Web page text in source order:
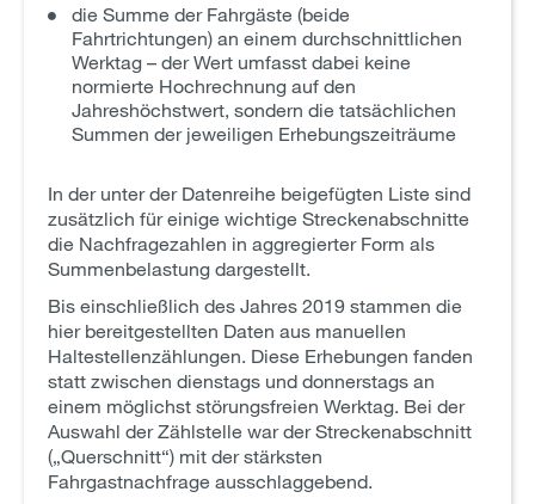
die Summe der Fahrgäste (beide
Fahrtrichtungen) an einem durchschnittlichen
Werktag – der Wert umfasst dabei keine
normierte Hochrechnung auf den
Jahreshöchstwert, sondern die tatsächlichen
Summen der jeweiligen Erhebungszeiträume
In der unter der Datenreihe beigefügten Liste sind
zusätzlich für einige wichtige Streckenabschnitte
die Nachfragezahlen in aggregierter Form als
Summenbelastung dargestellt.
Bis einschließlich des Jahres 2019 stammen die
hier bereitgestellten Daten aus manuellen
Haltestellenzählungen. Diese Erhebungen fanden
statt zwischen dienstags und donnerstags an
einem möglichst störungsfreien Werktag. Bei der
Auswahl der Zählstelle war der Streckenabschnitt
(„Querschnitt“) mit der stärksten
Fahrgastnachfrage ausschlaggebend.